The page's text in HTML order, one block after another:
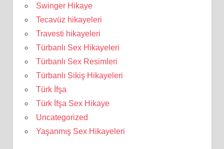
Swinger Hikaye
Tecavüz hikayeleri
Travesti hikayeleri
Türbanlı Sex Hikayeleri
Türbanlı Sex Resimleri
Türbanlı Sikiş Hikayeleri
Türk İfşa
Türk İfşa Sex Hikaye
Uncategorized
Yaşanmış Sex Hikayeleri